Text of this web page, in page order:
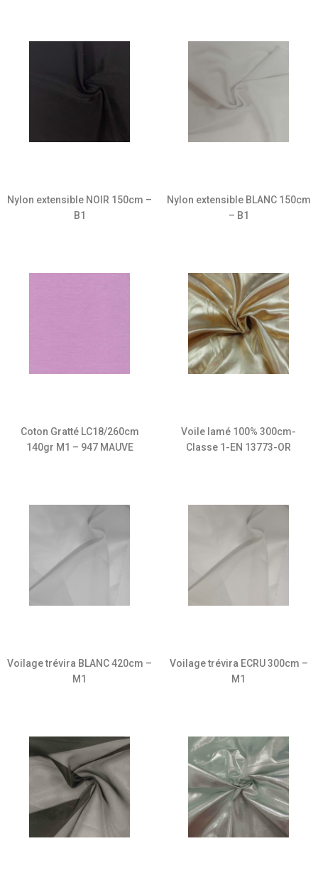
Nylon extensible NOIR 150cm –
B1
Nylon extensible BLANC 150cm
– B1
Coton Gratté LC18/260cm
140gr M1 – 947 MAUVE
Voile lamé 100% 300cm-
Classe 1-EN 13773-OR
Voilage trévira BLANC 420cm –
M1
Voilage trévira ECRU 300cm –
M1